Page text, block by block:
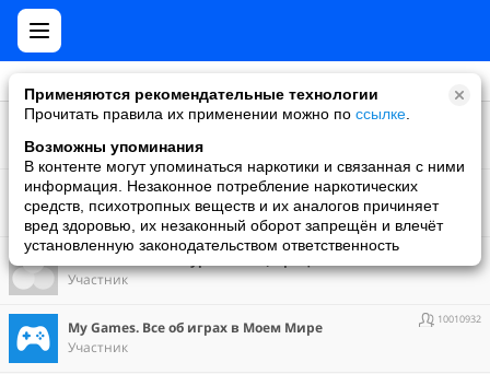
Применяются рекомендательные технологии
Прочитать правила их применении можно по ссылке
Возможны упоминания
В контенте могут упоминаться наркотики и связанная с ними
информация. Незаконное потребление наркотических
средств, психотропных веществ и их аналогов причиняет
вред здоровью, их незаконный оборот запрещён и влечёт
установленную законодательством ответственность
Fани Муратбаев атындагы мектеп-гимназиясы
Участник
smeisyaa
Участник
Участник
Мy Games. Все об играх в Моем Мире
Участник
10010932